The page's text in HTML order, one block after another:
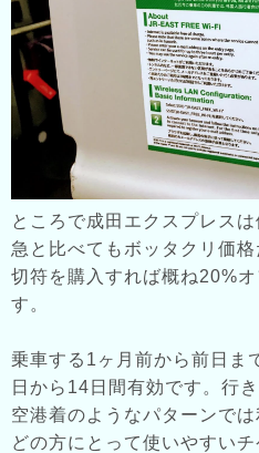
ところで成田エクスプレス
急と比べてもボッタクリ価
切符を購入すれば概ね20%
す。
乗車する1ヶ月前から前日ま
日から14日間有効です。行
空港着のようなパターンで
どの方にとって使いやすい